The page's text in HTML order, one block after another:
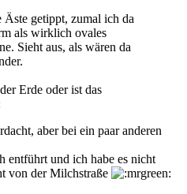
Äste getippt, zumal ich da
als wirklich ovales
Sieht aus, als wären da
Erde oder ist das
aber bei ein paar anderen
entführt und ich habe es nicht
von der Milchstraße